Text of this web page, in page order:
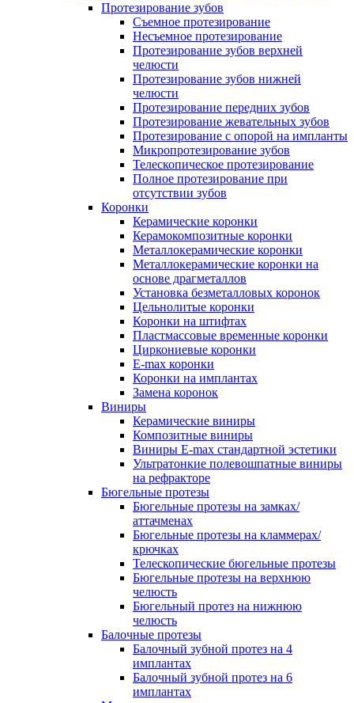
Протезирование зубов
Съемное протезирование
Несъемное протезирование
Протезирование зубов верхней
челюсти
Протезирование зубов нижней
челюсти
Протезирование передних зубов
Протезирование жевательных зубов
Протезирование с опорой на импланты
Микропротезирование зубов
Телескопическое протезирование
Полное протезирование при
отсутствии зубов
Коронки
Керамические коронки
Керамокомпозитные коронки
Металлокерамические коронки
Металлокерамические коронки на
основе драгметаллов
Установка безметалловых коронок
Цельнолитые коронки
Коронки на штифтах
Пластмассовые временные коронки
Циркониевые коронки
E-max коронки
Коронки на имплантах
Замена коронок
Виниры
Керамические виниры
Композитные виниры
Виниры E-max стандартной эстетики
Ультратонкие полевошпатные виниры
на рефракторе
Бюгельные протезы
Бюгельные протезы на замках/
аттачменах
Бюгельные протезы на кламмерах/
крючках
Телескопические бюгельные протезы
Бюгельные протезы на верхнюю
челюсть
Бюгельный протез на нижнюю
челюсть
Балочные протезы
Балочный зубной протез на 4
имплантах
Балочный зубной протез на 6
имплантах